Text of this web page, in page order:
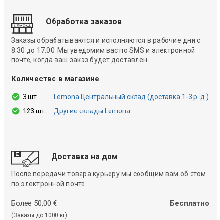
Обработка заказов
Заказы обрабатываются и исполняются в рабочие дни с
8.30 до 17.00. Мы уведомим вас по SMS и электронной
почте, когда ваш заказ будет доставлен.
Количество в магазине
3 шт.
Lemona Центральный склад (доставка 1-3 р. д.)
123 шт.
Другие склады Lemona
Доставка на дом
После передачи товара курьеру мы сообщим вам об этом
по электронной почте.
Более 50,00 €
(Заказы до 1000 кг)
Бесплатно